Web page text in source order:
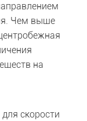
Чем выше
на
скорости